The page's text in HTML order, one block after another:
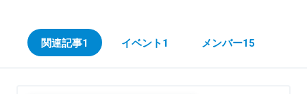
関連記事1 イベント1 メンバー15